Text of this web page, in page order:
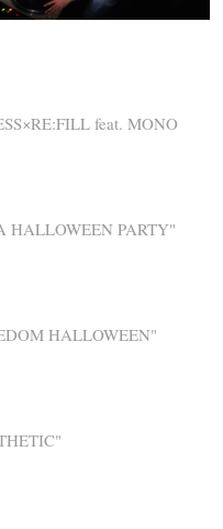
feat. MONO
HALLOWEEN PARTY"
HALLOWEEN"